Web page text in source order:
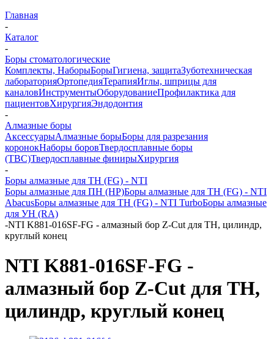
Главная
-
Каталог
-
Боры стоматологические
Комплекты, НаборыБорыГигиена, защитаЗуботехническая
лабораторияОртопедияТерапияИглы, шприцы для
каналовИнструментыОборудованиеПрофилактика для
пациентовХирургияЭндодонтия
-
Алмазные боры
АксессуарыАлмазные борыБоры для разрезания
коронокНаборы боровТвердосплавные боры
(ТВС)Твердосплавные финирыХирургия
-
Боры алмазные для ТН (FG) - NTI
Боры алмазные для ПН (HP)Боры алмазные для ТН (FG) - NTI
AbacusБоры алмазные для ТН (FG) - NTI TurboБоры алмазные
для УН (RA)
-NTI K881-016SF-FG - алмазный бор Z-Cut для ТН, цилиндр,
круглый конец
NTI K881-016SF-FG -
алмазный бор Z-Cut для ТН,
цилиндр, круглый конец